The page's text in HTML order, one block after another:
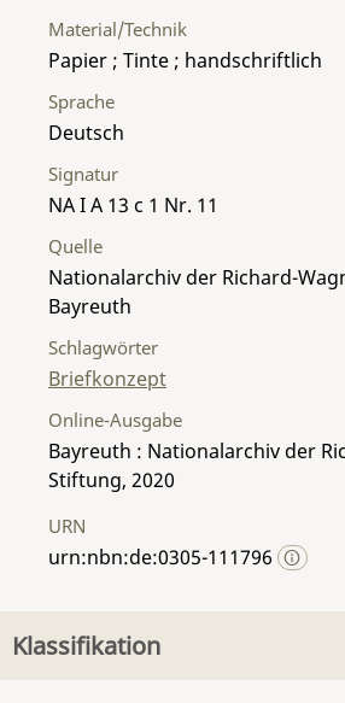
Material/Technik
Papier ; Tinte ; handschriftlich
Sprache
Deutsch
Signatur
NA I A 13 c 1 Nr. 11
Quelle
Nationalarchiv der Richard-
Bayreuth
Schlagwörter
Briefkonzept
Online-Ausgabe
Bayreuth : Nationalarchiv der
Stiftung, 2020
URN
urn:nbn:de:0305-111796
Klassifikation